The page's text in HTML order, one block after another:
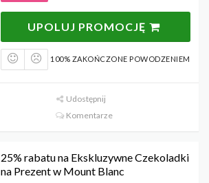
UPOLUJ PROMOCJĘ
100% ZAKOŃCZONE POWODZENIEM
Udostępnij
Komentarze
25% rabatu na Ekskluzywne Czekoladki
na Prezent w Mount Blanc